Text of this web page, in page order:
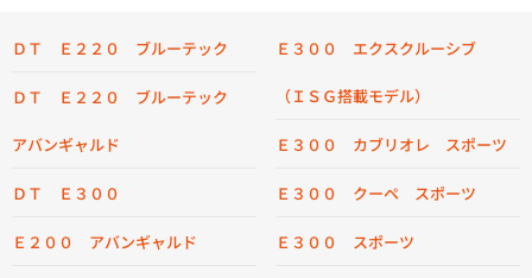
ＤＴ Ｅ２２０ ブルーテック
ＤＴ Ｅ２２０ ブルーテック
アバンギャルド
ＤＴ Ｅ３００
Ｅ２００ アバンギャルド
Ｅ３００ エクスクルーシブ
（ＩＳＧ搭載モデル）
Ｅ３００ カブリオレ スポーツ
Ｅ３００ クーペ スポーツ
Ｅ３００ スポーツ